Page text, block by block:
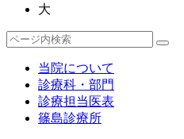
大
検
検
当院について
診療科・部門
診療担当医表
篠島診療所